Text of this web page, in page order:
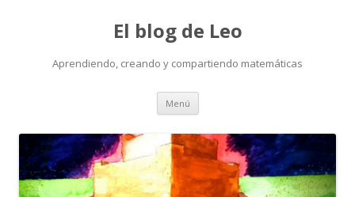
El blog de Leo
Aprendiendo, creando y compartiendo matemáticas
Menú Saltar
contenido